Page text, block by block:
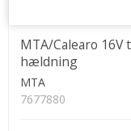
MTA/Calearo
hældning
MTA
7677880